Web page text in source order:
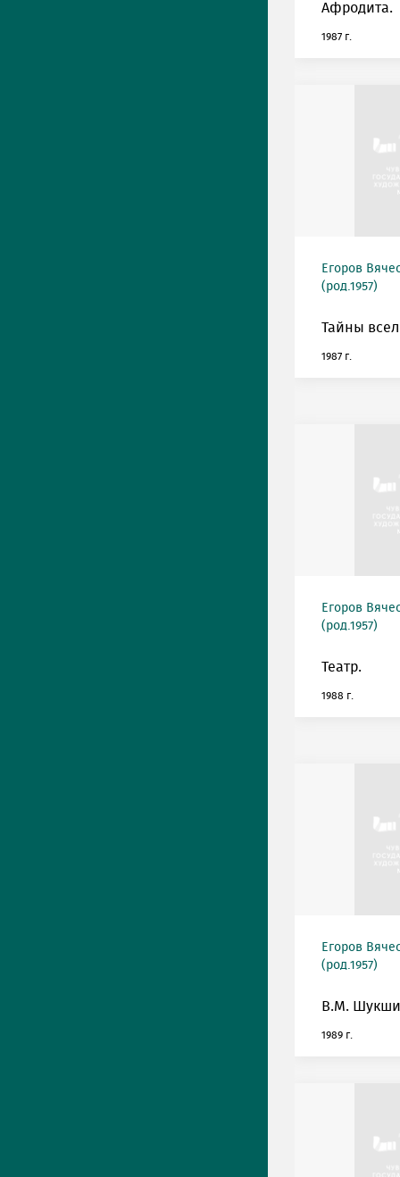
Афродита.
1987 г.
Егоров
(род.1957)
Тайны
1987 г.
Егоров
(род.1957)
Театр.
1988 г.
Егоров
(род.1957)
В.М.
1989 г.